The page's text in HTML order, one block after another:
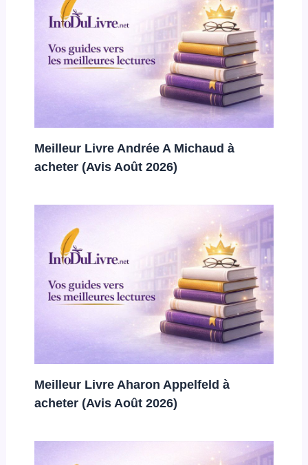
Meilleur Livre Andrée A Michaud à
acheter (Avis Août 2026)
Meilleur Livre Aharon Appelfeld à
acheter (Avis Août 2026)